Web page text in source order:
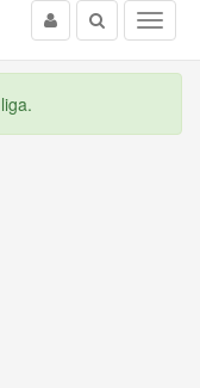
Menu
Buscar
Usuario